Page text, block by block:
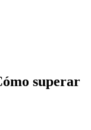
superar